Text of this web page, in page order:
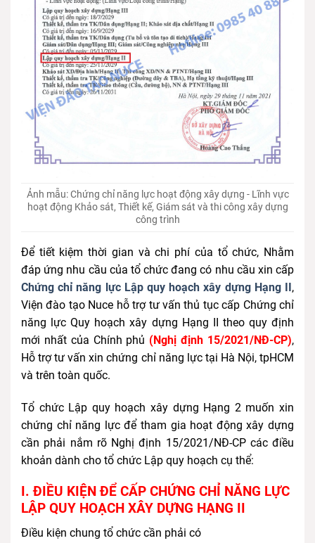
Ảnh mẫu: Chứng chỉ năng lực hoạt động xây dựng - Lĩnh vực
hoạt động Khảo sát, Thiết kế, Giám sát và thi công xây dựng
công trình
Để tiết kiệm thời gian và chi phí của tổ chức, Nhằm
đáp ứng nhu cầu của tổ chức đang có nhu cầu xin cấp
Chứng chỉ năng lực Lập quy hoạch xây dựng Hạng II,
Viện đào tạo Nuce hỗ trợ tư vấn thủ tục cấp Chứng chỉ
năng lực Quy hoạch xây dựng Hạng II theo quy định
mới nhất của Chính phủ (Nghị định 15/2021/NĐ-CP),
Hỗ trợ tư vấn xin chứng chỉ năng lực tại Hà Nội, tpHCM
và trên toàn quốc.
Tổ chức Lập quy hoạch xây dựng Hạng 2 muốn xin
chứng chỉ năng lực để tham gia hoạt động xây dựng
cần phải nắm rõ Nghị định 15/2021/NĐ-CP các điều
khoản dành cho tổ chức Lập quy hoạch cụ thể:
I. ĐIỀU KIỆN ĐỂ CẤP CHỨNG CHỈ NĂNG LỰC
LẬP QUY HOẠCH XÂY DỰNG HẠNG II
Điều kiện chung tổ chức cần phải có